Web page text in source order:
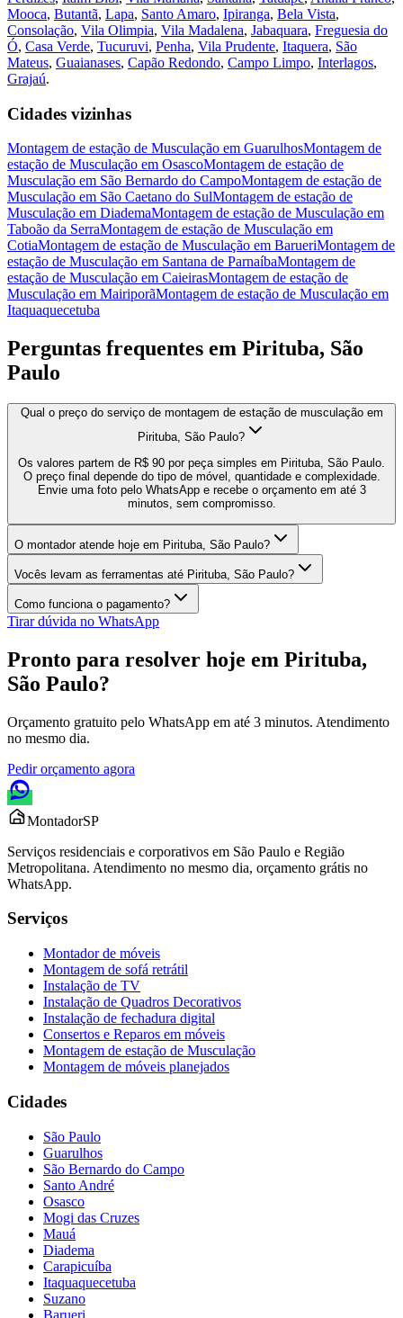
Mooca, Butantã, Lapa, Santo Amaro, Ipiranga, Bela Vista,
Consolação, Vila Olimpia, Vila Madalena, Jabaquara, Freguesia do
Ó, Casa Verde, Tucuruvi, Penha, Vila Prudente, Itaquera, São
Mateus, Guaianases, Capão Redondo, Campo Limpo, Interlagos,
Grajaú.
Cidades vizinhas
Montagem de estação de Musculação em GuarulhosMontagem de
estação de Musculação em OsascoMontagem de estação de
Musculação em São Bernardo do CampoMontagem de estação de
Musculação em São Caetano do SulMontagem de estação de
Musculação em DiademaMontagem de estação de Musculação em
Taboão da SerraMontagem de estação de Musculação em
CotiaMontagem de estação de Musculação em BarueriMontagem de
estação de Musculação em Santana de ParnaíbaMontagem de
estação de Musculação em CaieirasMontagem de estação de
Musculação em MairiporãMontagem de estação de Musculação em
Itaquaquecetuba
Perguntas frequentes em Pirituba, São
Paulo
Qual o preço do serviço de montagem de estação de musculação em
Pirituba, São Paulo?
Os valores partem de R$ 90 por peça simples em Pirituba, São Paulo.
O preço final depende do tipo de móvel, quantidade e complexidade.
Envie uma foto pelo WhatsApp e recebe o orçamento em até 3
minutos, sem compromisso.
O montador atende hoje em Pirituba, São Paulo?
Vocês levam as ferramentas até Pirituba, São Paulo?
Como funciona o pagamento?
Tirar dúvida no WhatsApp
Pronto para resolver hoje em Pirituba,
São Paulo?
Orçamento gratuito pelo WhatsApp em até 3 minutos. Atendimento
no mesmo dia.
Pedir orçamento agora
MontadorSP
Serviços residenciais e corporativos em São Paulo e Região
Metropolitana. Atendimento no mesmo dia, orçamento grátis no
WhatsApp.
Serviços
Montador de móveis
Montagem de sofá retrátil
Instalação de TV
Instalação de Quadros Decorativos
Instalação de fechadura digital
Consertos e Reparos em móveis
Montagem de estação de Musculação
Montagem de móveis planejados
Cidades
São Paulo
Guarulhos
São Bernardo do Campo
Santo André
Osasco
Mogi das Cruzes
Mauá
Diadema
Carapicuíba
Itaquaquecetuba
Suzano
Barueri